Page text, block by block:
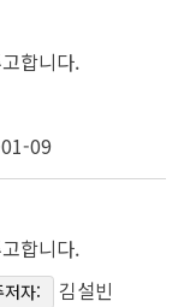
합니다.
09
합니다.
저자: 김설빈